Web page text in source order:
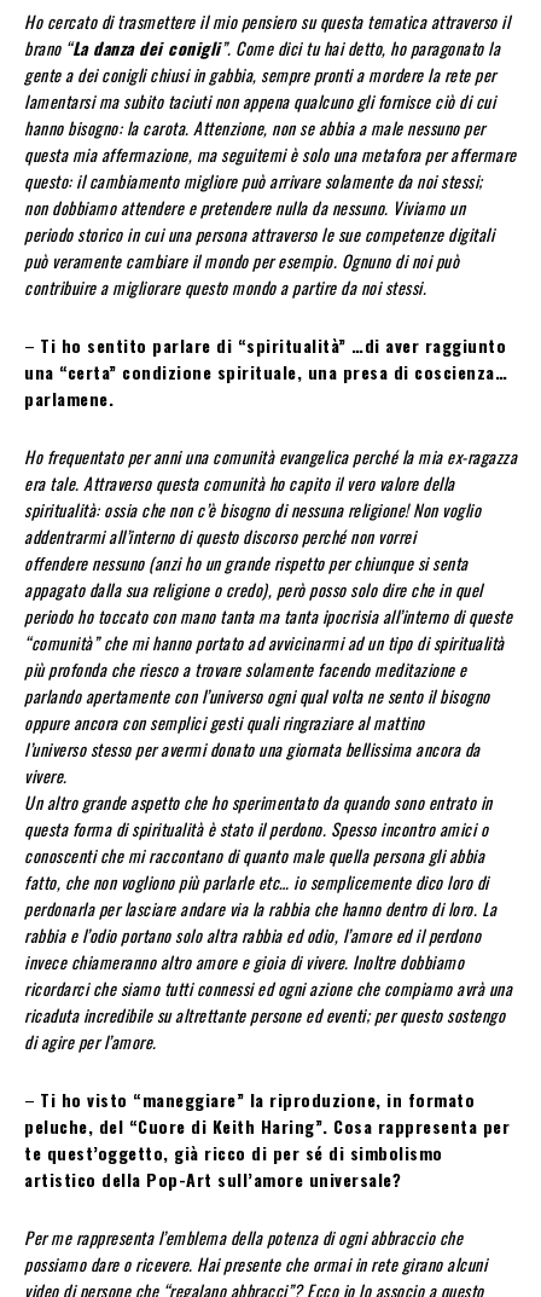
Ho cercato di trasmettere il mio pensiero su questa tematica attraverso il
brano “La danza dei conigli”. Come dici tu hai detto, ho paragonato la
gente a dei conigli chiusi in gabbia, sempre pronti a mordere la rete per
lamentarsi ma subito taciuti non appena qualcuno gli fornisce ciò di cui
hanno bisogno: la carota. Attenzione, non se abbia a male nessuno per
questa mia affermazione, ma seguitemi è solo una metafora per affermare
questo: il cambiamento migliore può arrivare solamente da noi stessi;
non dobbiamo attendere e pretendere nulla da nessuno. Viviamo un
periodo storico in cui una persona attraverso le sue competenze digitali
può veramente cambiare il mondo per esempio. Ognuno di noi può
contribuire a migliorare questo mondo a partire da noi stessi.
– Ti ho sentito parlare di “spiritualità” …di aver raggiunto
una “certa” condizione spirituale, una presa di coscienza…
parlamene.
Ho frequentato per anni una comunità evangelica perché la mia ex-ragazza
era tale. Attraverso questa comunità ho capito il vero valore della
spiritualità: ossia che non c’è bisogno di nessuna religione! Non voglio
addentrarmi all’interno di questo discorso perché non vorrei
offendere nessuno (anzi ho un grande rispetto per chiunque si senta
appagato dalla sua religione o credo), però posso solo dire che in quel
periodo ho toccato con mano tanta ma tanta ipocrisia all’interno di queste
“comunità” che mi hanno portato ad avvicinarmi ad un tipo di spiritualità
più profonda che riesco a trovare solamente facendo meditazione e
parlando apertamente con l’universo ogni qual volta ne sento il bisogno
oppure ancora con semplici gesti quali ringraziare al mattino
l’universo stesso per avermi donato una giornata bellissima ancora da
vivere.
Un altro grande aspetto che ho sperimentato da quando sono entrato in
questa forma di spiritualità è stato il perdono. Spesso incontro amici o
conoscenti che mi raccontano di quanto male quella persona gli abbia
fatto, che non vogliono più parlarle etc… io semplicemente dico loro di
perdonarla per lasciare andare via la rabbia che hanno dentro di loro. La
rabbia e l’odio portano solo altra rabbia ed odio, l’amore ed il perdono
invece chiameranno altro amore e gioia di vivere. Inoltre dobbiamo
ricordarci che siamo tutti connessi ed ogni azione che compiamo avrà una
ricaduta incredibile su altrettante persone ed eventi; per questo sostengo
di agire per l’amore.
– Ti ho visto “maneggiare” la riproduzione, in formato
peluche, del “Cuore di Keith Haring”. Cosa rappresenta per
te quest’oggetto, già ricco di per sé di simbolismo
artistico della Pop-Art sull’amore universale?
Per me rappresenta l’emblema della potenza di ogni abbraccio che
possiamo dare o ricevere. Hai presente che ormai in rete girano alcuni
video di persone che “regalano abbracci”? Ecco io lo associo a questo